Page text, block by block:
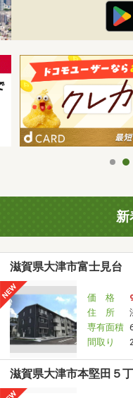
新
滋賀県大津市富士見台
価 格
住 所
専有面積
間取り
滋賀県大津市本堅田５